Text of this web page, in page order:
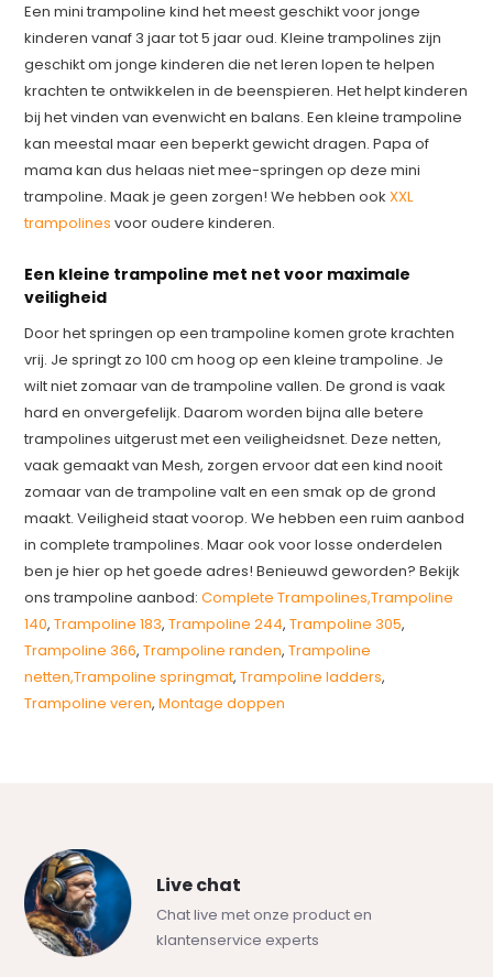
Een mini trampoline kind het meest geschikt voor jonge
kinderen vanaf 3 jaar tot 5 jaar oud. Kleine trampolines zijn
geschikt om jonge kinderen die net leren lopen te helpen
krachten te ontwikkelen in de beenspieren. Het helpt kinderen
bij het vinden van evenwicht en balans. Een kleine trampoline
kan meestal maar een beperkt gewicht dragen. Papa of
mama kan dus helaas niet mee-springen op deze mini
trampoline. Maak je geen zorgen! We hebben ookXXL
trampolines voor oudere kinderen.
Een kleine trampoline met net voor maximale
veiligheid
Door het springen op een trampoline komen grote krachten
vrij. Je springt zo 100 cm hoog op een kleine trampoline. Je
wilt niet zomaar van de trampoline vallen. De grond is vaak
hard en onvergefelijk. Daarom worden bijna alle betere
trampolines uitgerust met een veiligheidsnet. Deze netten,
vaak gemaakt van Mesh, zorgen ervoor dat een kind nooit
zomaar van de trampoline valt en een smak op de grond
maakt. Veiligheid staat voorop. We hebben een ruim aanbod
in complete trampolines. Maar ook voor losse onderdelen
ben je hier op het goede adres! Benieuwd geworden? Bekijk
ons trampoline aanbod:Complete Trampolines,Trampoline
140,Trampoline 183,Trampoline 244,Trampoline 305,
Trampoline 366,Trampoline randen,Trampoline
netten,Trampoline springmat,Trampoline ladders,
Trampoline veren,Montage doppen
Live chat
Chat live met onze product en
klantenservice experts